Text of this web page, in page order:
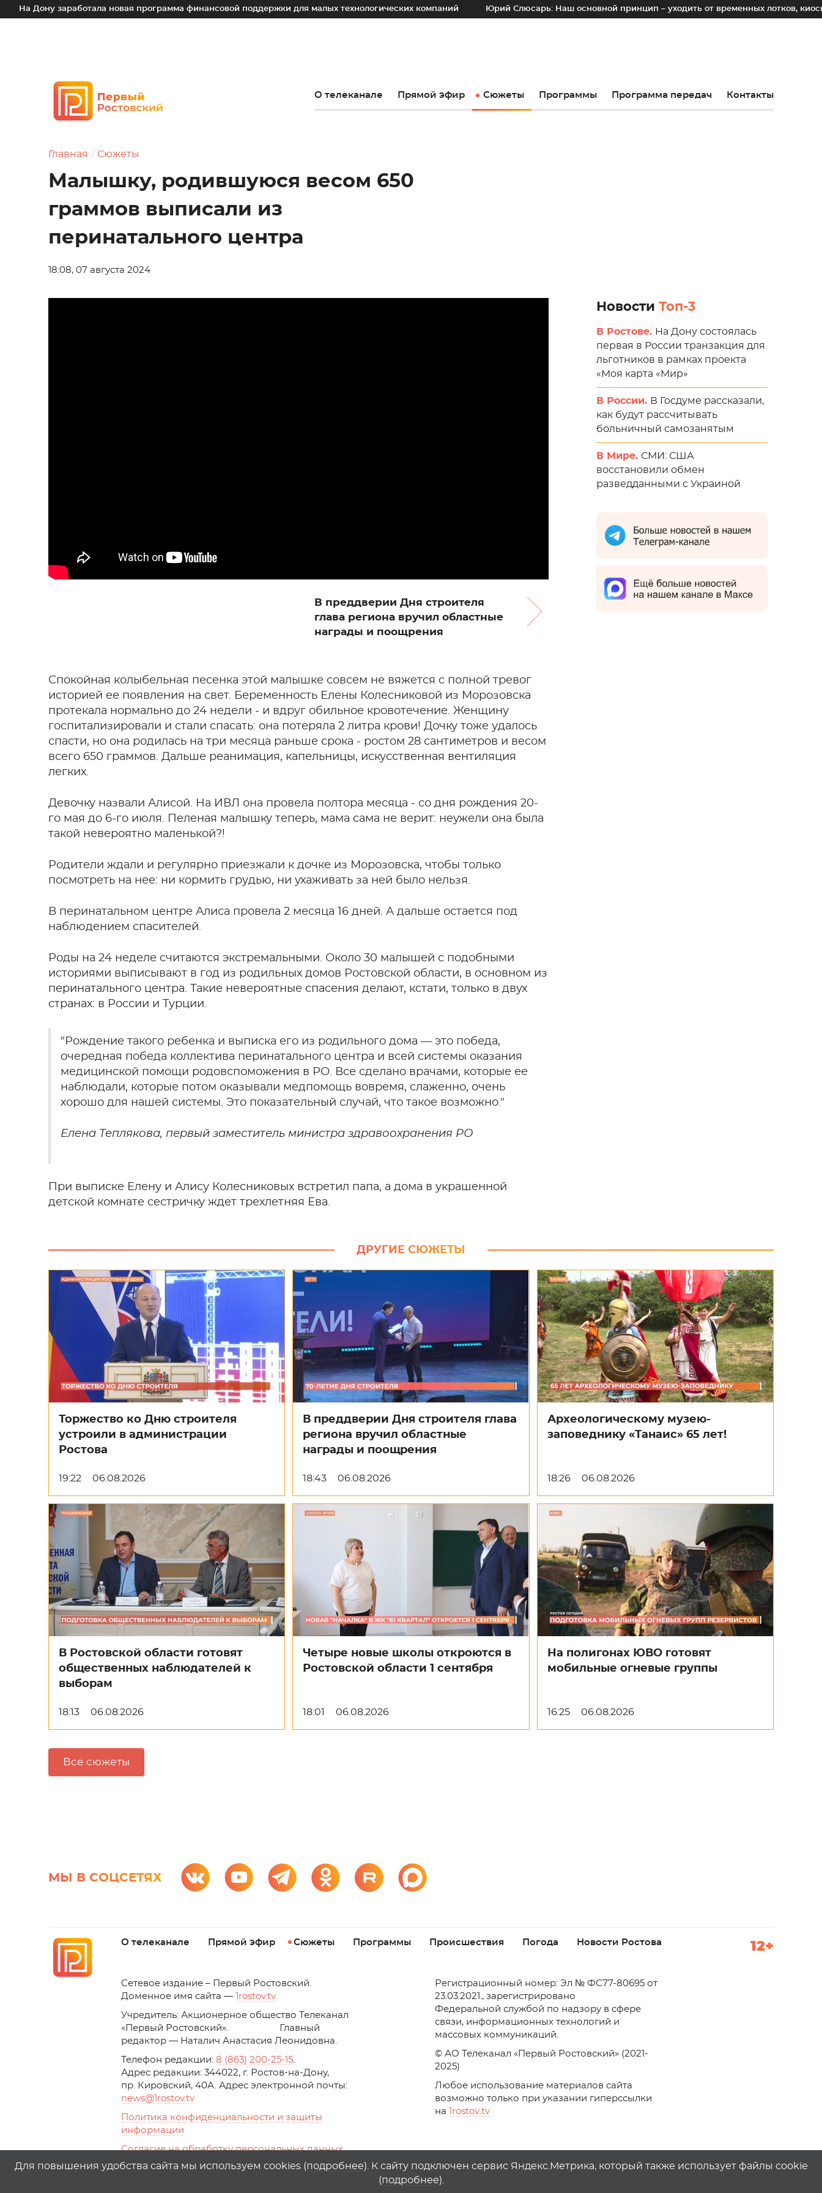
новая программа финансовой поддержки для малых технологических компаний Юрий Слюсарь: Наш основной принцип – уходить от временных лотков, киосков и
О телеканале Прямой эфир Сюжеты Программы Программа передач Контакты
Главная Сюжеты
Малышку, родившуюся весом 650
граммов выписали из
перинатального центра
18:08, 07 августа 2024
В преддверии Дня строителя
глава региона вручил областные
награды и поощрения
Спокойная колыбельная песенка этой малышке совсем не вяжется с полной тревог
историей ее появления на свет. Беременность Елены Колесниковой из Морозовска
протекала нормально до 24 недели - и вдруг обильное кровотечение. Женщину
госпитализировали и стали спасать: она потеряла 2 литра крови! Дочку тоже удалось
спасти, но она родилась на три месяца раньше срока - ростом 28 сантиметров и весом
всего 650 граммов. Дальше реанимация, капельницы, искусственная вентиляция
легких.
Девочку назвали Алисой. На ИВЛ она провела полтора месяца - со дня рождения 20-
го мая до 6-го июля. Пеленая малышку теперь, мама сама не верит: неужели она была
такой невероятно маленькой?!
Родители ждали и регулярно приезжали к дочке из Морозовска, чтобы только
посмотреть на нее: ни кормить грудью, ни ухаживать за ней было нельзя.
В перинатальном центре Алиса провела 2 месяца 16 дней. А дальше остается под
наблюдением спасителей.
Роды на 24 неделе считаются экстремальными. Около 30 малышей с подобными
историями выписывают в год из родильных домов Ростовской области, в основном из
перинатального центра. Такие невероятные спасения делают, кстати, только в двух
странах: в России и Турции.
"Рождение такого ребенка и выписка его из родильного дома — это победа,
очередная победа коллектива перинатального центра и всей системы оказания
медицинской помощи родовспоможения в РО. Все сделано врачами, которые ее
наблюдали, которые потом оказывали медпомощь вовремя, слаженно, очень
хорошо для нашей системы. Это показательный случай, что такое возможно."
Елена Теплякова, первый заместитель министра здравоохранения РО
При выписке Елену и Алису Колесниковых встретил папа, а дома в украшенной
детской комнате сестричку ждет трехлетняя Ева.
Новости Топ-3
В Ростове. На Дону состоялась
первая в России транзакция для
льготников в рамках проекта
«Моя карта «Мир»
В России. В Госдуме рассказали,
как будут рассчитывать
больничный самозанятым
В Мире. СМИ: США
восстановили обмен
разведданными с Украиной
ДРУГИЕ СЮЖЕТЫ
Торжество ко Дню строителя
устроили в администрации
Ростова
19:22 06.08.2026
В преддверии Дня строителя глава
региона вручил областные
награды и поощрения
18:43 06.08.2026
Археологическому музею-
заповеднику «Танаис» 65 лет!
18:26 06.08.2026
В Ростовской области готовят
общественных наблюдателей к
выборам
18:13 06.08.2026
Четыре новые школы откроются в
Ростовской области 1 сентября
18:01 06.08.2026
На полигонах ЮВО готовят
мобильные огневые группы
16:25 06.08.2026
Все сюжеты
МЫ В СОЦСЕТЯХ
О телеканале Прямой эфир Сюжеты Программы Происшествия Погода Новости Ростова 12+
Cетевое издание – Первый Ростовский.
Доменное имя сайта —
1rostov.tv
Учредитель: Акционерное общество Телеканал
«Первый Ростовский». Главный
редактор — Наталич Анастасия Леонидовна.
Телефон редакции: 8 (863) 200-25-15
Адрес редакции: 344022, г. Ростов-на-Дону,
пр. Кировский, 40А. Адрес электронной почты:
news@1rostov.tv
Политика конфиденциальности и защиты
информации
Согласие на обработку персональных данных
с помощью сервисов Yandex.Metrika, top.mail.ru
Регистрационный номер: Эл № ФС77-80695 от
23.03.2021., зарегистрировано
Федеральной службой по надзору в сфере
связи, информационных технологий и
массовых коммуникаций.
© АО Телеканал «Первый Ростовский» (2021-
2025)
Любое использование материалов сайта
возможно только при указании гиперссылки
на
rostov tv
Для повышения удобства сайта мы используем cookies (подробнее). К сайту подключен сервис Яндекс.Метрика, который также использует файлы cookie
(подробнее).